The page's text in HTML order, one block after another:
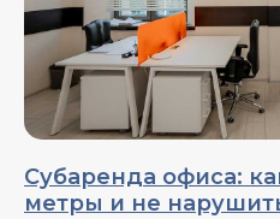
Субаренда офиса:
метры и не